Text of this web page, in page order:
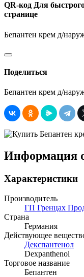
QR-код Для
странице
Бепантен крем д/
Поделиться
Бепантен крем д/
Информация
Характеристики
Производитель
ГП Гренцах
Страна
Германия
Действующее
Декспантенол
Dexpanthenol
Торговое название
Бепантен